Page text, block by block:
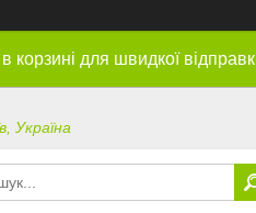
корзині для швидкої
Україна